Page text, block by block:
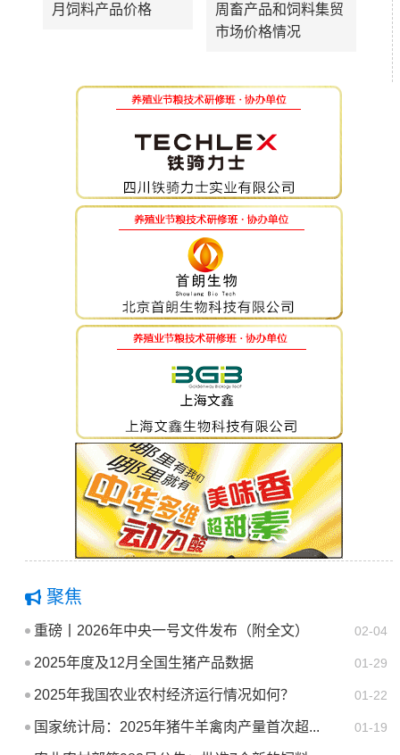
月饲料产品价格
周畜产品和饲料集贸
市场价格情况
聚焦
02-04
重磅丨2026年中央一号文件发布（附全文）
01-29
2025年度及12月全国生猪产品数据
01-22
2025年我国农业农村经济运行情况如何？
01-19
国家统计局：2025年猪牛羊禽肉产量首次超...